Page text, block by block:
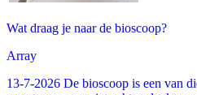
Wat draag je naar de bioscoop?
Array
13-7-2026 De bioscoop is een van